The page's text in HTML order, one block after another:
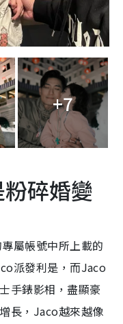
+7
碎婚變
屬帳號中所上載的
派發利是，而Jaco
手錶影相，盡顯豪
長，Jaco越來越像